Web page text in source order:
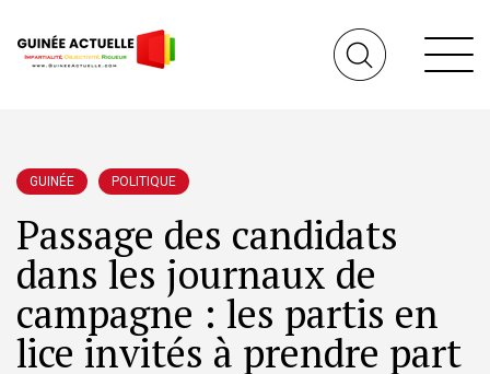
GUINÉE POLITIQUE
Passage des candidats
dans les journaux de
campagne : les partis en
lice invités à prendre part